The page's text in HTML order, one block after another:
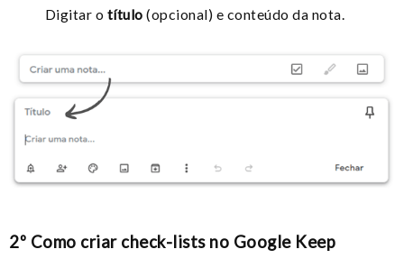
Digitar o título(opcional) e conteúdo da nota.
2º Como criar check-lists no Google Keep